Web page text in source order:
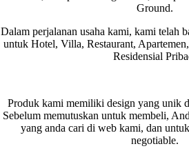
Ground.
Dalam perjalanan usaha kami, kami telah
untuk Hotel, Villa, Restaurant,
Residensial
Produk kami memiliki design yang unik
Sebelum memutuskan untuk membeli,
yang anda cari di web kami, dan
negotiable.